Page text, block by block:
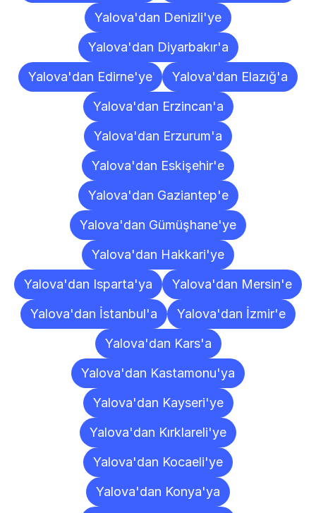
Yalova'dan Denizli'ye
Yalova'dan Diyarbakır'a
Yalova'dan Edirne'ye
Yalova'dan Elazığ'a
Yalova'dan Erzincan'a
Yalova'dan Erzurum'a
Yalova'dan Eskişehir'e
Yalova'dan Gaziantep'e
Yalova'dan Gümüşhane'ye
Yalova'dan Hakkari'ye
Yalova'dan Isparta'ya
Yalova'dan Mersin'e
Yalova'dan İstanbul'a
Yalova'dan İzmir'e
Yalova'dan Kars'a
Yalova'dan Kastamonu'ya
Yalova'dan Kayseri'ye
Yalova'dan Kırklareli'ye
Yalova'dan Kocaeli'ye
Yalova'dan Konya'ya